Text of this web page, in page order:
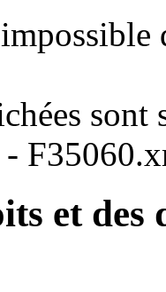
sont
et